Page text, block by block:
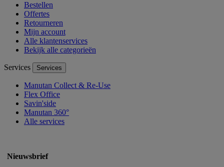
Bestellen
Offertes
Retourneren
Mijn account
Alle klantenservices
Bekijk alle categorieën
Services Services
Manutan Collect & Re-Use
Flex Office
Savin'side
Manutan 360°
Alle services
Nieuwsbrief